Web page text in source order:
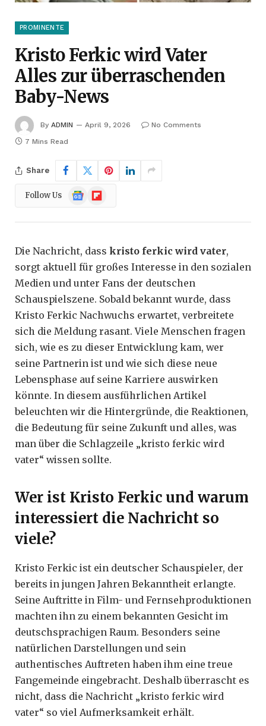
PROMINENTE
Kristo Ferkic wird Vater
Alles zur überraschenden
Baby-News
By ADMIN April 9, 2026
No Comments
7 Mins Read
Share
Follow Us
Google
News
Flipboard
Die Nachricht, dass kristo ferkic wird vater,
sorgt aktuell für großes Interesse in den sozialen
Medien und unter Fans der deutschen
Schauspielszene. Sobald bekannt wurde, dass
Kristo Ferkic Nachwuchs erwartet, verbreitete
sich die Meldung rasant. Viele Menschen fragen
sich, wie es zu dieser Entwicklung kam, wer
seine Partnerin ist und wie sich diese neue
Lebensphase auf seine Karriere auswirken
könnte. In diesem ausführlichen Artikel
beleuchten wir die Hintergründe, die Reaktionen,
die Bedeutung für seine Zukunft und alles, was
man über die Schlagzeile „kristo ferkic wird
vater“ wissen sollte.
Wer ist Kristo Ferkic und warum
interessiert die Nachricht so
viele?
Kristo Ferkic ist ein deutscher Schauspieler, der
bereits in jungen Jahren Bekanntheit erlangte.
Seine Auftritte in Film- und Fernsehproduktionen
machten ihn zu einem bekannten Gesicht im
deutschsprachigen Raum. Besonders seine
natürlichen Darstellungen und sein
authentisches Auftreten haben ihm eine treue
Fangemeinde eingebracht. Deshalb überrascht es
nicht, dass die Nachricht „kristo ferkic wird
vater“ so viel Aufmerksamkeit erhält.